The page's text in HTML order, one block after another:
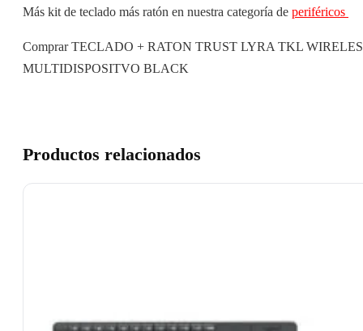
Más kit de teclado más ratón en nuestra categoría de periféricos
Comprar TECLADO + RATON TRUST LYRA TKL
MULTIDISPOSITVO BLACK
Productos relacionados